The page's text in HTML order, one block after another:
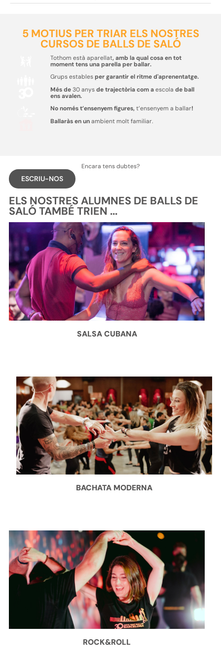
5 MOTIUS PER TRIAR ELS NOSTRES
CURSOS DE BALLS DE SALÓ
Tothom està aparellat, amb la qual cosa en tot
moment tens una parella per ballar.
Grups establesper garantir el ritme d'aprenentatge.
Més de30 anysde trajectòria com aescola de ball
ens avalen.
No només t’ensenyem figures,t’ensenyem a ballar!
Ballaràs en unambient molt familiar.
Encara tens dubtes?
ESCRIU-NOS
ELS NOSTRES ALUMNES DE BALLS DE
SALÓ TAMBÉ TRIEN ...
SALSA CUBANA
BACHATA MODERNA
ROCK&ROLL